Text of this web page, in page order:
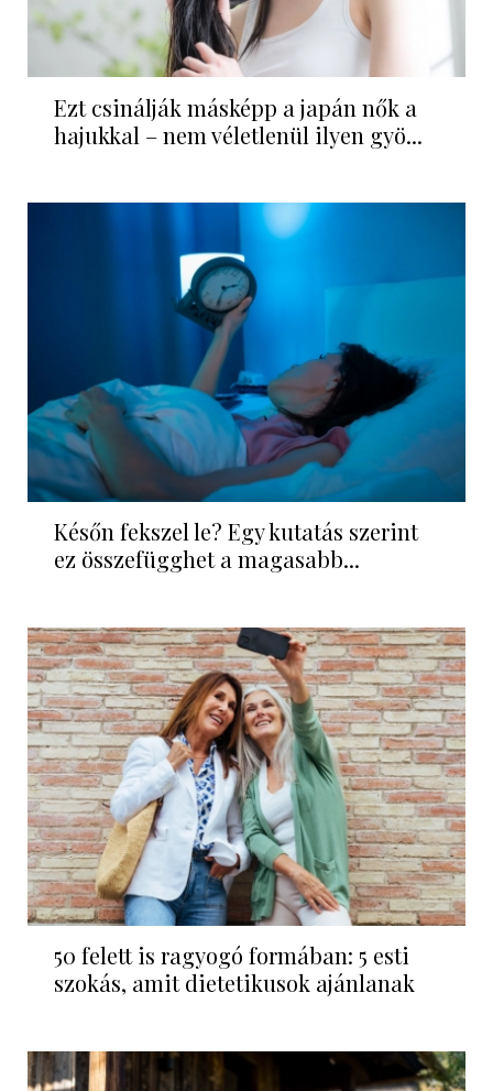
Ezt csinálják másképp a japán nők a
hajukkal – nem véletlenül ilyen gyö...
Későn fekszel le? Egy kutatás szerint
ez összefügghet a magasabb...
50 felett is ragyogó formában: 5 esti
szokás, amit dietetikusok ajánlanak